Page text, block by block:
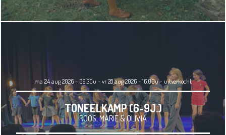
ma 24 aug 2026 - 09.30u - vr 28 aug 2026 - 16.00u- uitverkocht
TONEELKAMP (6-9J.)
ROOS, MARIE & OLIVIA